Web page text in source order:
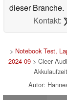
dieser Branche.
Kontakt:
> Notebook Test,
2024-09 > Cleer
Autor: